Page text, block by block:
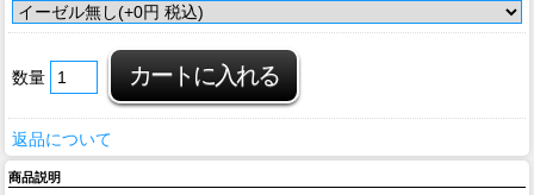
数量
返品について
商品説明